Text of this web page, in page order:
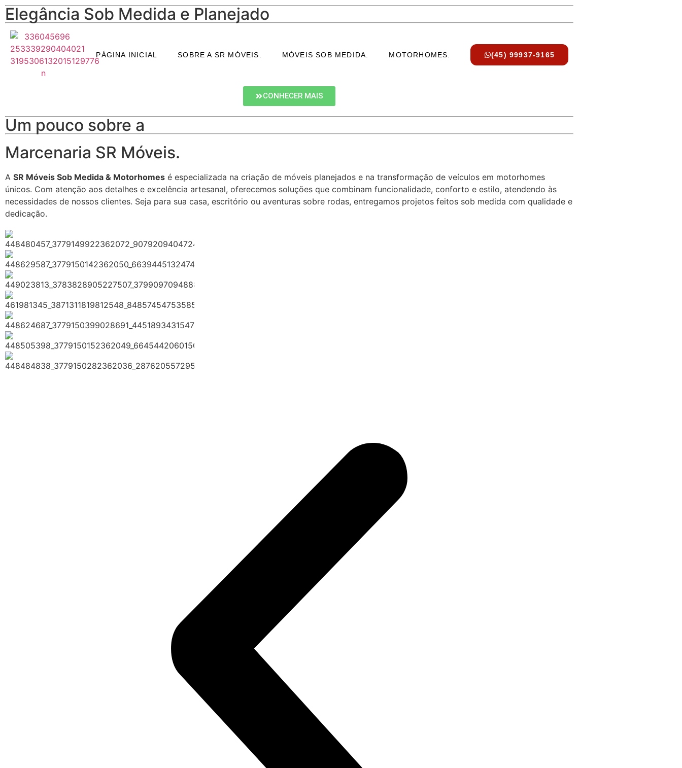
PÁGINA INICIAL SOBRE A SR MÓVEIS. MÓVEIS SOB MEDIDA. MOTORHOMES. (45) 99937-9165
Elegância Sob Medida e Planejado
Planejado Cozinha Americana em Curitiba - PR e Região
Planejado cozinha americana: funcionalidade, estética e organização com móveis planejados de alto padrão.
CONHECER MAIS
Um pouco sobre a
Marcenaria SR Móveis.
A SR Móveis Sob Medida & Motorhomes é especializada na criação de móveis planejados e na transformação de veículos em motorhomes
únicos. Com atenção aos detalhes e excelência artesanal, oferecemos soluções que combinam funcionalidade, conforto e estilo, atendendo às
necessidades de nossos clientes. Seja para sua casa, escritório ou aventuras sobre rodas, entregamos projetos feitos sob medida com qualidade e
dedicação.